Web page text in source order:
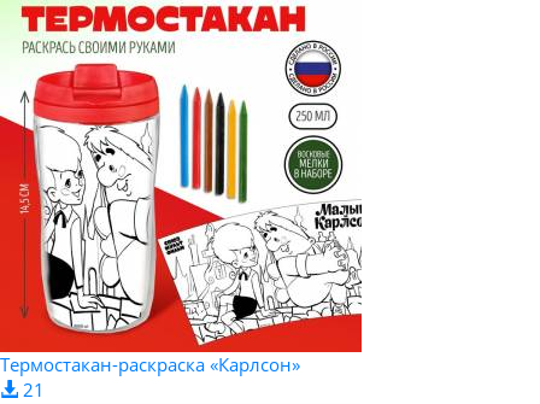
Термостакан-раскраска «Карлсон»
21